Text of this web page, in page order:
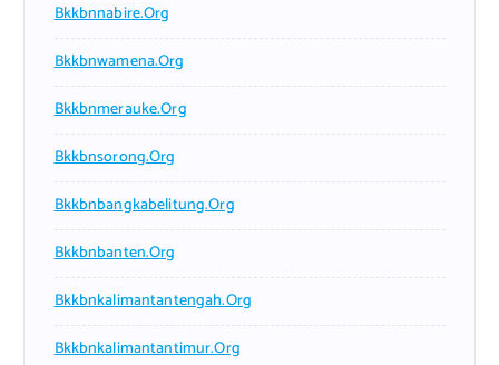
Bkkbnnabire.org
Bkkbnwamena.org
Bkkbnmerauke.org
Bkkbnsorong.org
Bkkbnbangkabelitung.org
Bkkbnbanten.org
Bkkbnkalimantantengah.org
Bkkbnkalimantantimur.org